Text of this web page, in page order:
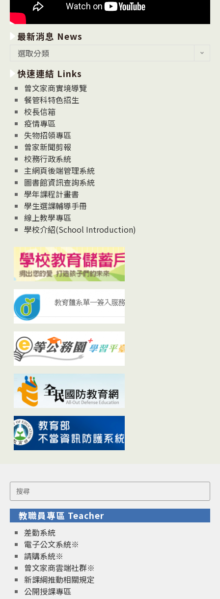
最新消息 News
消
息
News
選取分類
快速連結 Links
曾文家商實境導覽
餐管科特色招生
校長信箱
疫情專區
失物招領專區
曾家新聞剪報
校務行政系統
主網頁後端管理系統
圖書館資訊查詢系統
學年課程計畫書
學生選課輔導手冊
線上教學專區
學校介紹(School Introduction)
Search
for:
教職員專區 Teacher
差勤系統
電子公文系統※
請購系統※
曾文家商雲端社群※
新課綱推動相關規定
公開授課專區